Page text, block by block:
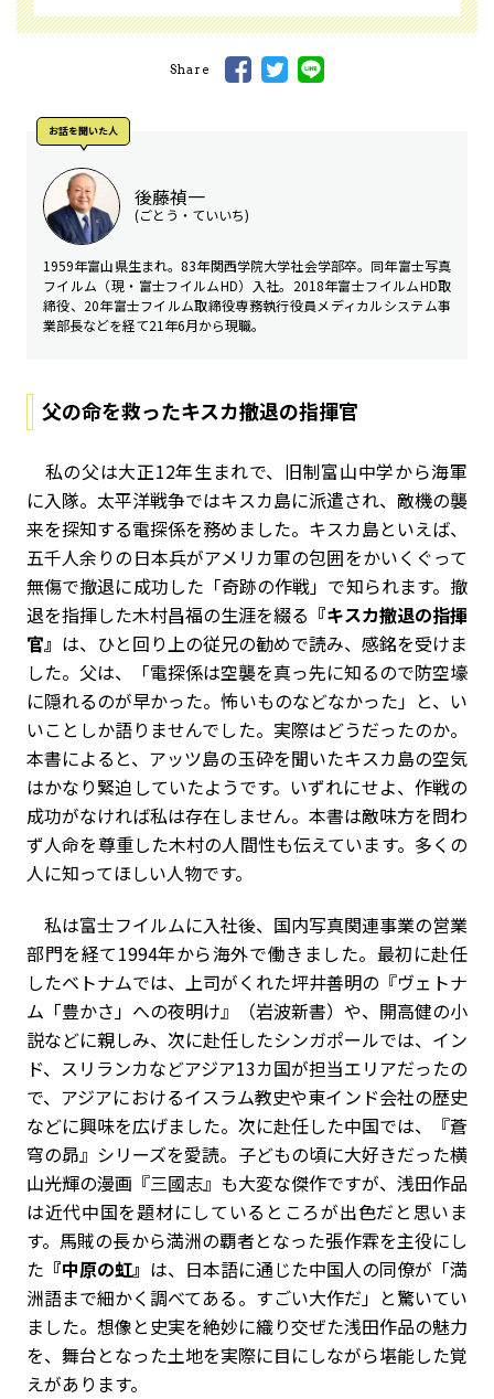
Share
お話を聞いた⼈
後藤禎一
(ごとう・ていいち)
1959年富山県生まれ。83年関西学院大学社会学部卒。同年富士写真
フイルム（現・富士フイルムHD）入社。2018年富士フイルムHD取
締役、20年富士フイルム取締役専務執行役員メディカルシステム事
業部長などを経て21年6月から現職。
父の命を救ったキスカ撤退の指揮官
私の父は大正12年生まれで、旧制富山中学から海軍
に入隊。太平洋戦争ではキスカ島に派遣され、敵機の襲
来を探知する電探係を務めました。キスカ島といえば、
五千人余りの日本兵がアメリカ軍の包囲をかいくぐって
無傷で撤退に成功した「奇跡の作戦」で知られます。撤
退を指揮した木村昌福の生涯を綴る 『キスカ撤退の指揮
官』 は、ひと回り上の従兄の勧めで読み、感銘を受けま
した。父は、「電探係は空襲を真っ先に知るので防空壕
に隠れるのが早かった。怖いものなどなかった」と、い
いことしか語りませんでした。実際はどうだったのか。
本書によると、アッツ島の玉砕を聞いたキスカ島の空気
はかなり緊迫していたようです。いずれにせよ、作戦の
成功がなければ私は存在しません。本書は敵味方を問わ
ず人命を尊重した木村の人間性も伝えています。多くの
人に知ってほしい人物です。
私は富士フイルムに入社後、国内写真関連事業の営業
部門を経て1994年から海外で働きました。最初に赴任
したベトナムでは、上司がくれた坪井善明の『ヴェトナ
ム「豊かさ」への夜明け』（岩波新書）や、開高健の小
説などに親しみ、次に赴任したシンガポールでは、イン
ド、スリランカなどアジア13カ国が担当エリアだったの
で、アジアにおけるイスラム教史や東インド会社の歴史
などに興味を広げました。次に赴任した中国では、『蒼
穹の昴』シリーズを愛読。子どもの頃に大好きだった横
山光輝の漫画『三國志』も大変な傑作ですが、浅田作品
は近代中国を題材にしているところが出色だと思いま
す。馬賊の長から満洲の覇者となった張作霖を主役にし
た 『中原の虹』 は、日本語に通じた中国人の同僚が「満
洲語まで細かく調べてある。すごい大作だ」と驚いてい
ました。想像と史実を絶妙に織り交ぜた浅田作品の魅力
を、舞台となった土地を実際に目にしながら堪能した覚
えがあります。